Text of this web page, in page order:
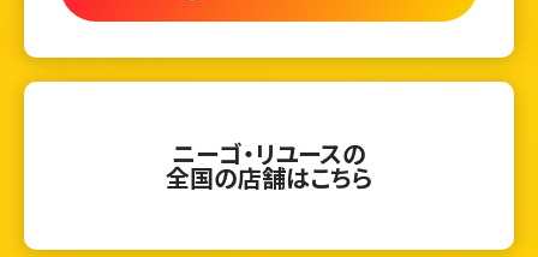
ニーゴ・リユースの
全国の店舗はこちら